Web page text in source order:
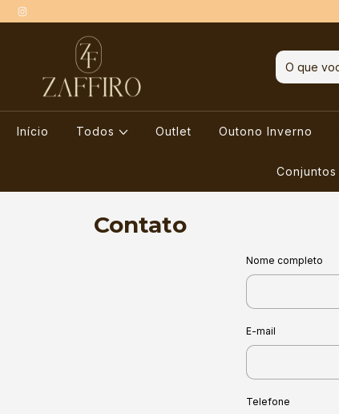
Início Todos Outlet Outono Inverno
Conjuntos
Contato
Nome completo
E-mail
Telefone